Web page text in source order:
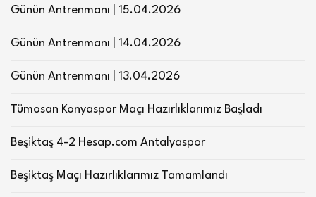
Günün Antrenmanı | 15.04.2026
Günün Antrenmanı | 14.04.2026
Günün Antrenmanı | 13.04.2026
Tümosan Konyaspor Maçı Hazırlıklarımız Başladı
Beşiktaş 4-2 Hesap.com Antalyaspor
Beşiktaş Maçı Hazırlıklarımız Tamamlandı